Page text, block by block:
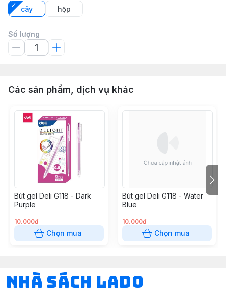
cây
hộp
Số lượng
Các sản phẩm, dịch vụ khác
Bút gel Deli G118 - Dark
Purple
10.000đ
Chọn mua
Bút gel Deli G118 - Water
Blue
10.000đ
Chọn mua
NHÀ SÁCH LADO